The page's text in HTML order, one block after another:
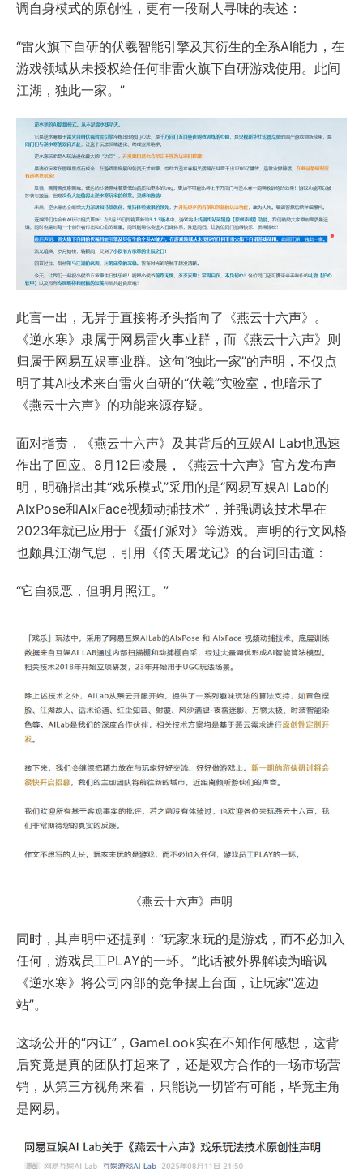
调自身模式的原创性，更有一段耐人寻味的表述：
“雷火旗下自研的伏羲智能引擎及其衍生的全系AI能力，在
游戏领域从未授权给任何非雷火旗下自研游戏使用。此间
江湖，独此一家。”
此言一出，无异于直接将矛头指向了《燕云十六声》。
《逆水寒》隶属于网易雷火事业群，而《燕云十六声》则
归属于网易互娱事业群。这句“独此一家”的声明，不仅点
明了其AI技术来自雷火自研的“伏羲”实验室，也暗示了
《燕云十六声》的功能来源存疑。
面对指责，《燕云十六声》及其背后的互娱AI Lab也迅速
作出了回应。8月12日凌晨，《燕云十六声》官方发布声
明，明确指出其“戏乐模式”采用的是“网易互娱AI Lab的
AIxPose和AIxFace视频动捕技术”，并强调该技术早在
2023年就已应用于《蛋仔派对》等游戏。声明的行文风格
也颇具江湖气息，引用《倚天屠龙记》的台词回击道：
“它自狠恶，但明月照江。”
《燕云十六声》声明
同时，其声明中还提到：“玩家来玩的是游戏，而不必加入
任何，游戏员工PLAY的一环。”此话被外界解读为暗讽
《逆水寒》将公司内部的竞争摆上台面，让玩家“选边
站”。
这场公开的“内讧”，GameLook实在不知作何感想，这背
后究竟是真的团队打起来了，还是双方合作的一场市场营
销，从第三方视角来看，只能说一切皆有可能，毕竟主角
是网易。